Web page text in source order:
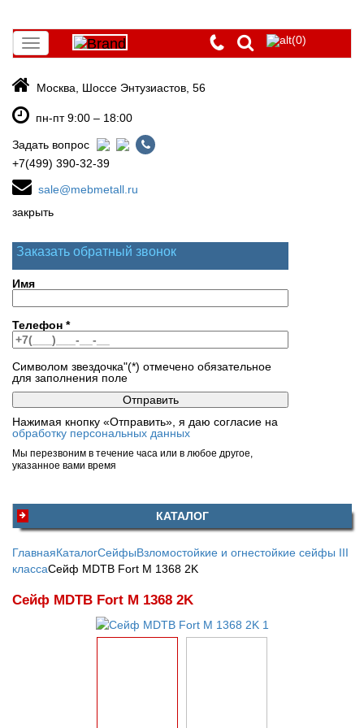
Toggle
navigation
(0)
Москва, Шоссе Энтузиастов, 56
пн-пт 9:00 – 18:00
Задать вопрос
+7(499) 390-32-39
sale@mebmetall.ru
закрыть
Заказать обратный звонок
Имя
Телефон *
Символом звездочка"(*) отмечено обязательное
для заполнения поле
Нажимая кнопку «Отправить», я даю согласие на
обработку персональных данных
Мы перезвоним в течение часа или в любое другое,
указанное вами время
КАТАЛОГ
ГлавнаяКаталогСейфыВзломостойкие и огнестойкие сейфы III
классаСейф MDTB Fort M 1368 2K
Сейф MDTB Fort M 1368 2K